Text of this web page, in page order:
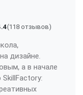
(118 отзывов)
дизайне.
а в начале